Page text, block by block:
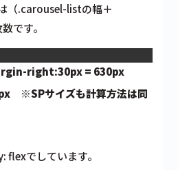
（.carousel-listの幅＋
です。
right:30px = 630px
※SPサイズも計算方法は同
flexでしています。